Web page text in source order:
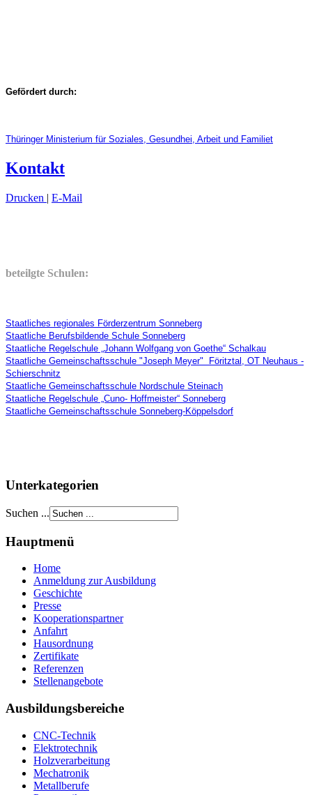
Gefördert durch:
Thüringer Ministerium für Soziales, Gesundhei, Arbeit und Familiet
Kontakt
Drucken | E-Mail
beteilgte Schulen:
Staatliches regionales Förderzentrum Sonneberg
Staatliche Berufsbildende Schule Sonneberg
Staatliche Regelschule „Johann Wolfgang von Goethe“ Schalkau
Staatliche Gemeinschaftsschule "Joseph Meyer" Föritztal, OT Neuhaus -
Schierschnitz
Staatliche Gemeinschaftsschule Nordschule Steinach
Staatliche Regelschule „Cuno- Hoffmeister“ Sonneberg
Staatliche Gemeinschaftsschule Sonneberg-Köppelsdorf
Unterkategorien
Suchen ...
Hauptmenü
Home
Anmeldung zur Ausbildung
Geschichte
Presse
Kooperationspartner
Anfahrt
Hausordnung
Zertifikate
Referenzen
Stellenangebote
Ausbildungsbereiche
CNC-Technik
Elektrotechnik
Holzverarbeitung
Mechatronik
Metallberufe